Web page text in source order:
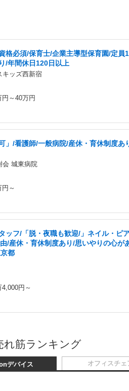
格必須/保育士/企業主導型保育園/定員
/年間休日120日以上
キッズ西新宿
円～40万円
」/看護師/一般病院/産休・育休制度あ
会 城東病院
円～
ッフ/「脱・夜職も歓迎/」ネイル・ピ
/産休・育休制度あり/思いやりの心が
都
4,000円～
れ筋ランキング
デバイス オフィスチェ